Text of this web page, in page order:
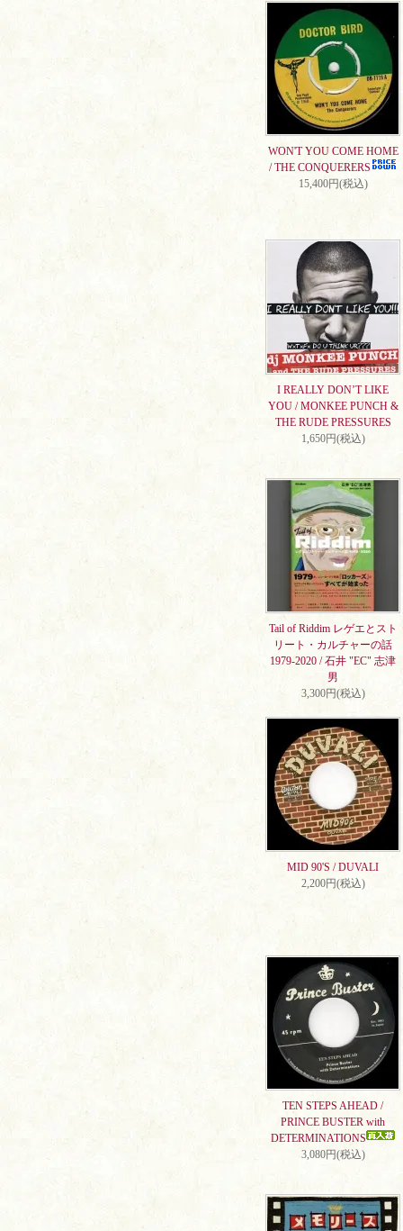
WON'T YOU COME HOME
/ THE CONQUERERS
15,400円(税込)
I REALLY DON’T LIKE
YOU / MONKEE PUNCH &
THE RUDE PRESSURES
1,650円(税込)
Tail of Riddim レゲエとスト
リート・カルチャーの話
1979-2020 / 石井 "EC" 志津
男
3,300円(税込)
MID 90'S / DUVALI
2,200円(税込)
TEN STEPS AHEAD /
PRINCE BUSTER with
DETERMINATIONS
3,080円(税込)